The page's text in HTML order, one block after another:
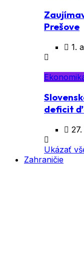
Prešove
1.
deficit
Ukázať
Zahraničie